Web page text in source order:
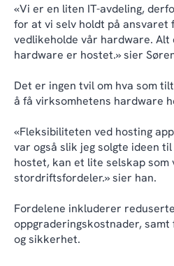
«Vi er en liten IT-avdeling,
for at vi selv holdt på ansvaret
vedlikeholde vår hardware.
hardware er hostet.» sier
Det er ingen tvil om hva som
å få virksomhetens hardware
«Fleksibiliteten ved hosting
var også slik jeg solgte ideen
hostet, kan et lite selskap som
stordriftsfordeler.» sier han.
Fordelene inkluderer
oppgraderingskostnader,
og sikkerhet.